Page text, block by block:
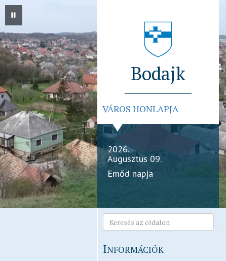
Bodajk
VÁROS HONLAPJA
2026.
Augusztus 09.
Emőd napja
INFORMÁCIÓK